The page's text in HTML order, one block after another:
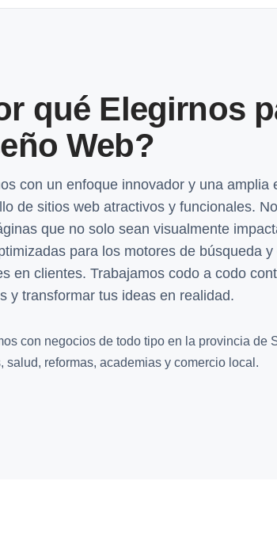
qué Elegirnos
Web?
con un enfoque innovador y una amplia
de sitios web atractivos y funcionales.
que no solo sean visualmente
para los motores de búsqueda
en clientes. Trabajamos codo a codo
y transformar tus ideas en realidad.
con negocios de todo tipo en la provincia de
salud, reformas, academias y comercio local.